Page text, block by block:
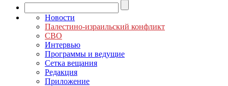
Новости
Палестино-израильский конфликт
СВО
Интервью
Программы и ведущие
Сетка вещания
Редакция
Приложение